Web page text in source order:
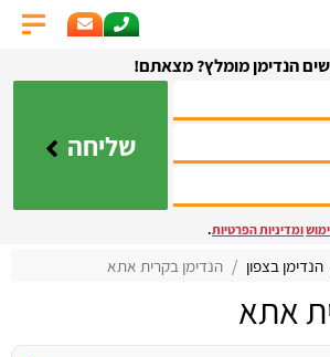
הנדימן מומלץ? מצאתם!
שליחה
ומדיניות הפרטיות.
הנדימן בצפון הנדימן בקרית אתא
אתא